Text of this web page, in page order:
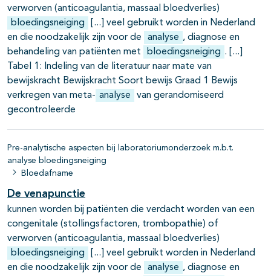
verworven (anticoagulantia, massaal bloedverlies)
bloedingsneiging
veel gebruikt worden in Nederland
en die noodzakelijk zijn voor de
analyse , diagnose en
behandeling van patiënten met
bloedingsneiging .
Tabel 1: Indeling van de literatuur naar mate van
bewijskracht Bewijskracht Soort bewijs Graad 1 Bewijs
verkregen van meta- analyse
van gerandomiseerd
gecontroleerde
Pre-analytische aspecten bij laboratoriumonderzoek m.b.t.
analyse bloedingsneiging
Bloedafname
De venapunctie
kunnen worden bij patiënten die verdacht worden van een
congenitale (stollingsfactoren, trombopathie) of
verworven (anticoagulantia, massaal bloedverlies)
bloedingsneiging
veel gebruikt worden in Nederland
en die noodzakelijk zijn voor de
analyse , diagnose en